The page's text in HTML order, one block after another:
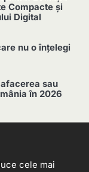
Compacte și
Digital
nu o înțelegi
sau
în 2026
cele mai